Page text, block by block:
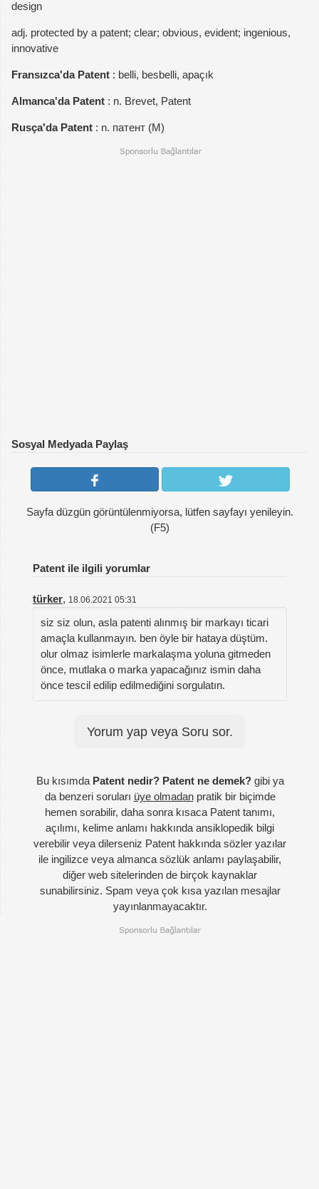
design
adj. protected by a patent; clear; obvious, evident; ingenious,
innovative
Fransızca'da Patent : belli, besbelli, apaçık
Almanca'da Patent : n. Brevet, Patent
Rusça'da Patent : n. патент (M)
Sosyal Medyada Paylaş
Sayfa düzgün görüntülenmiyorsa, lütfen sayfayı yenileyin.
(F5)
Patent ile ilgili yorumlar
türker, 18.06.2021 05:31
siz siz olun, asla patenti alınmış bir markayı ticari
amaçla kullanmayın. ben öyle bir hataya düştüm.
olur olmaz isimlerle markalaşma yoluna gitmeden
önce, mutlaka o marka yapacağınız ismin daha
önce tescil edilip edilmediğini sorgulatın.
Yorum yap veya Soru sor.
Bu kısımda Patent nedir? Patent ne demek?gibi ya
da benzeri soruları üye olmadanpratik bir biçimde
hemen sorabilir, daha sonra kısaca Patent tanımı,
açılımı, kelime anlamı hakkında ansiklopedik bilgi
verebilir veya dilerseniz Patent hakkında sözler yazılar
ile ingilizce veya almanca sözlük anlamı paylaşabilir,
diğer web sitelerinden de birçok kaynaklar
sunabilirsiniz. Spam veya çok kısa yazılan mesajlar
yayınlanmayacaktır.